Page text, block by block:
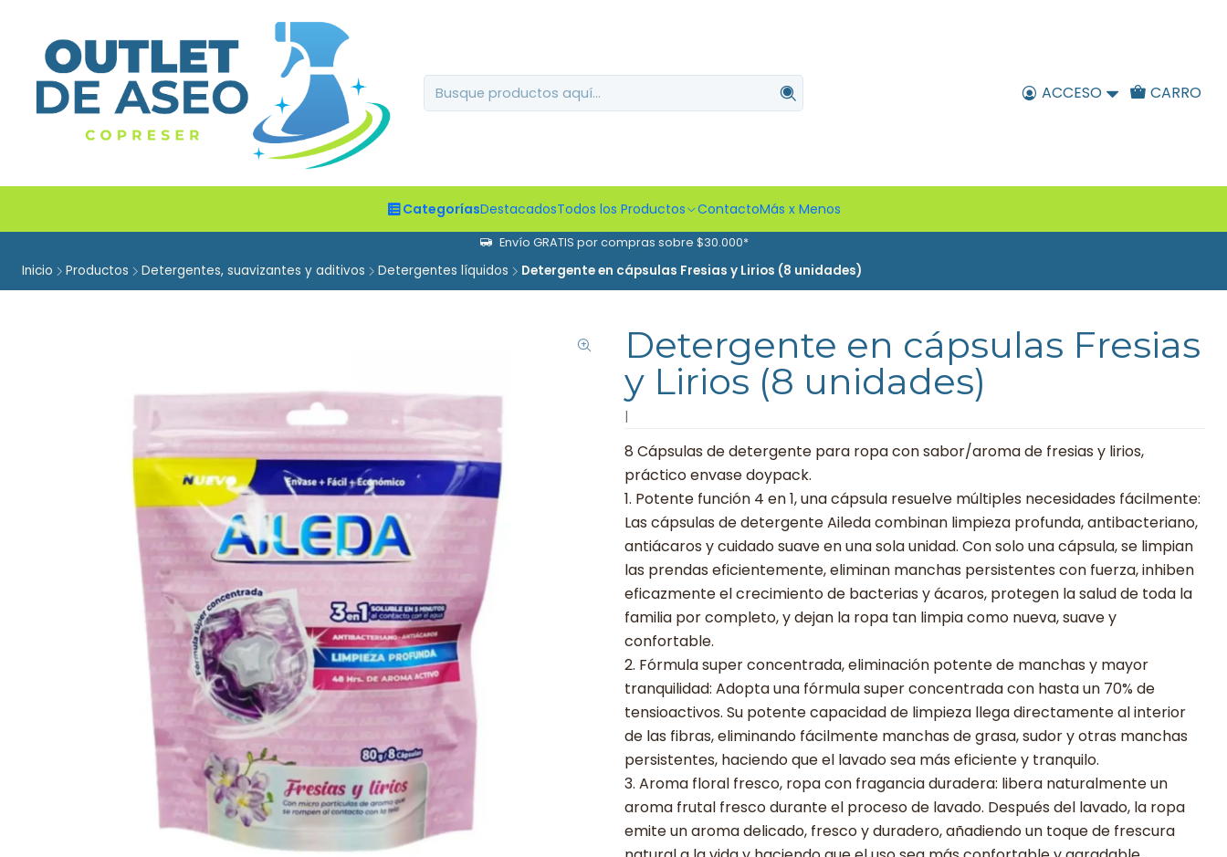
ACCESO CARRO
CategoríasDestacadosTodos los Productos ContactoMás x Menos
Envío GRATIS por compras sobre $30.000*
Inicio Productos Detergentes, suavizantes y aditivos Detergentes líquidos Detergente en cápsulas Fresias y Lirios (8 unidades)
Detergente en cápsulas Fresias
y Lirios (8 unidades)
8 Cápsulas de detergente para ropa con sabor/aroma de fresias y lirios,
práctico envase doypack.
1. Potente función 4 en 1, una cápsula resuelve múltiples necesidades fácilmente:
Las cápsulas de detergente Aileda combinan limpieza profunda, antibacteriano,
antiácaros y cuidado suave en una sola unidad. Con solo una cápsula, se limpian
las prendas eficientemente, eliminan manchas persistentes con fuerza, inhiben
eficazmente el crecimiento de bacterias y ácaros, protegen la salud de toda la
familia por completo, y dejan la ropa tan limpia como nueva, suave y
confortable.
2. Fórmula super concentrada, eliminación potente de manchas y mayor
tranquilidad: Adopta una fórmula super concentrada con hasta un 70% de
tensioactivos. Su potente capacidad de limpieza llega directamente al interior
de las fibras, eliminando fácilmente manchas de grasa, sudor y otras manchas
persistentes, haciendo que el lavado sea más eficiente y tranquilo.
3. Aroma floral fresco, ropa con fragancia duradera: libera naturalmente un
aroma frutal fresco durante el proceso de lavado. Después del lavado, la ropa
emite un aroma delicado, fresco y duradero, añadiendo un toque de frescura